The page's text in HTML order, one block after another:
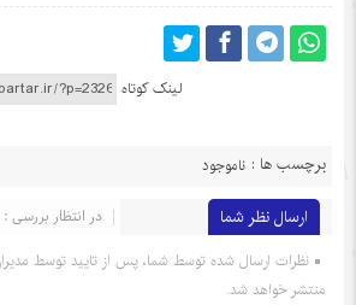
لینک کوتاه
برچسب ها : ناموجود
ارسال نظر شما
در انتظار بررسی : 0
نظرات ارسال شده توسط شما، پس از تایید توسط
منتشر خواهد شد.